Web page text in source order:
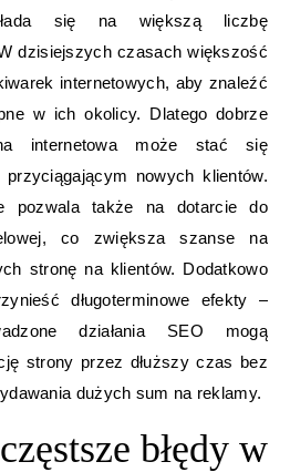
się na większą liczbę
dzisiejszych czasach większość
internetowych, aby znaleźć
w ich okolicy. Dlatego dobrze
internetowa może stać się
nowych klientów.
pozwala także na dotarcie do
co zwiększa szanse na
stronę na klientów. Dodatkowo
długoterminowe efekty –
działania SEO mogą
strony przez dłuższy czas bez
dużych sum na reklamy.
błędy w